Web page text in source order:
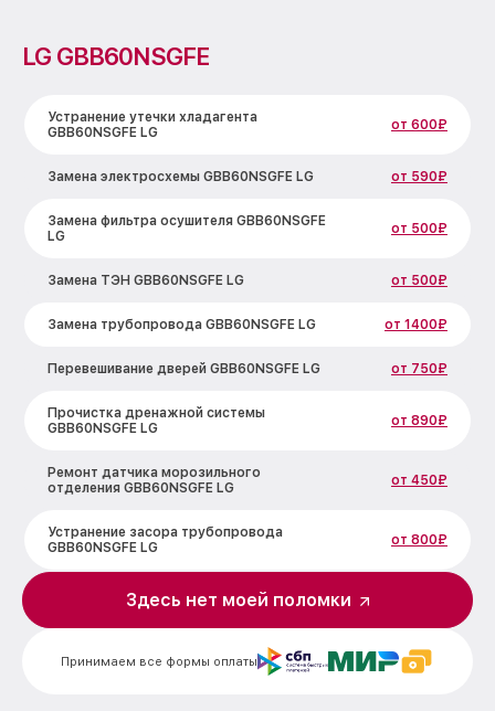
LG GBB60NSGFE
Устранение утечки хладагента
GBB60NSGFE LG
от 600₽
Замена электросхемы GBB60NSGFE LG от 590₽
Замена фильтра осушителя GBB60NSGFE
LG
от 500₽
Замена ТЭН GBB60NSGFE LG от 500₽
Замена трубопровода GBB60NSGFE LG от 1400₽
Перевешивание дверей GBB60NSGFE LG от 750₽
Прочистка дренажной системы
GBB60NSGFE LG
от 890₽
Ремонт датчика морозильного
отделения GBB60NSGFE LG
от 450₽
Устранение засора трубопровода
GBB60NSGFE LG
от 800₽
Ремонт испарителя GBB60NSGFE LG
Замена дефростера GBB60NSGFE LG
Принимаем все формы оплаты
Здесь нет моей поломки